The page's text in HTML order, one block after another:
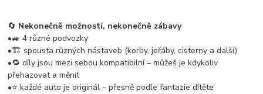
🔄 Nekonečně možností, nekonečně zábavy
•🚙 4 různé podvozky
•🏗️ spousta různých nástaveb (korby, jeřáby, cisterny a další)
•🔁 díly jsou mezi sebou kompatibilní – můžeš je kdykoliv
přehazovat a měnit
•⭐ každé auto je originál – přesně podle fantazie dítěte